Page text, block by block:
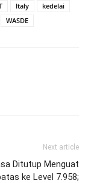
Italy
kedelai
WASDE
Next article
Ditutup Menguat
ke Level 7.958;